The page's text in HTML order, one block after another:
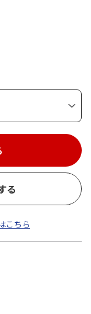
る
こちら